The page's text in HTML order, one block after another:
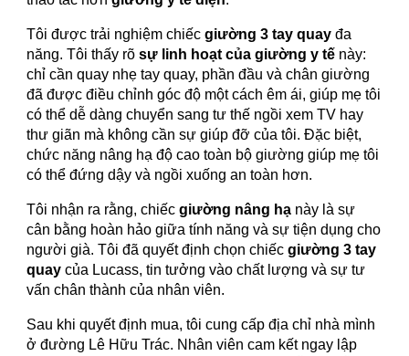
Tôi được trải nghiệm chiếcgiường 3 tay quay đa
năng. Tôi thấy rõsự linh hoạt của giường y tế này:
chỉ cần quay nhẹ tay quay, phần đầu và chân giường
đã được điều chỉnh góc độ một cách êm ái, giúp mẹ tôi
có thể dễ dàng chuyển sang tư thế ngồi xem TV hay
thư giãn mà không cần sự giúp đỡ của tôi. Đặc biệt,
chức năng nâng hạ độ cao toàn bộ giường giúp mẹ tôi
có thể đứng dậy và ngồi xuống an toàn hơn.
Tôi nhận ra rằng, chiếcgiường nâng hạ này là sự
cân bằng hoàn hảo giữa tính năng và sự tiện dụng cho
người già. Tôi đã quyết định chọn chiếcgiường 3 tay
quay của Lucass, tin tưởng vào chất lượng và sự tư
vấn chân thành của nhân viên.
Sau khi quyết định mua, tôi cung cấp địa chỉ nhà mình
ở đường Lê Hữu Trác. Nhân viên cam kết ngay lập